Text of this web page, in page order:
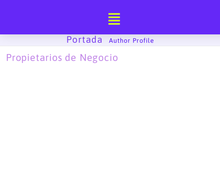
Portada
Author Profile
Propietarios de Negocio